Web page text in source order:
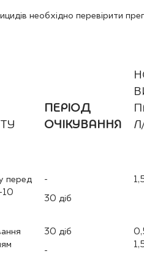
необхідно перевірити
ПЕРІОД
ОЧІКУВАННЯ
перед
10
-
30 діб
30 діб
-